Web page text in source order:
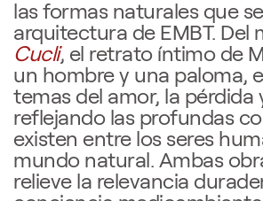
las formas naturales que
arquitectura de EMBT. Del
Cucli, el retrato íntimo de
un hombre y una paloma,
temas del amor, la pérdida
reflejando las profundas
existen entre los seres
mundo natural. Ambas
relieve la relevancia